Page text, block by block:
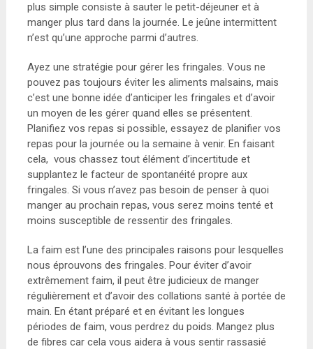
plus simple consiste à sauter le petit-déjeuner et à
manger plus tard dans la journée. Le jeûne intermittent
n’est qu’une approche parmi d’autres.
Ayez une stratégie pour gérer les fringales. Vous ne
pouvez pas toujours éviter les aliments malsains, mais
c’est une bonne idée d’anticiper les fringales et d’avoir
un moyen de les gérer quand elles se présentent.
Planifiez vos repas si possible, essayez de planifier vos
repas pour la journée ou la semaine à venir. En faisant
cela, vous chassez tout élément d’incertitude et
supplantez le facteur de spontanéité propre aux
fringales. Si vous n’avez pas besoin de penser à quoi
manger au prochain repas, vous serez moins tenté et
moins susceptible de ressentir des fringales.
La faim est l’une des principales raisons pour lesquelles
nous éprouvons des fringales. Pour éviter d’avoir
extrêmement faim, il peut être judicieux de manger
régulièrement et d’avoir des collations santé à portée de
main. En étant préparé et en évitant les longues
périodes de faim, vous perdrez du poids. Mangez plus
de fibres car cela vous aidera à vous sentir rassasié